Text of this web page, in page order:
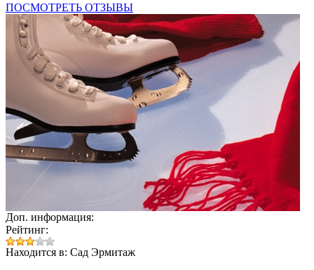
ПОСМОТРЕТЬ ОТЗЫВЫ
Доп. информация:
Рейтинг:
Находится в: Сад Эрмитаж